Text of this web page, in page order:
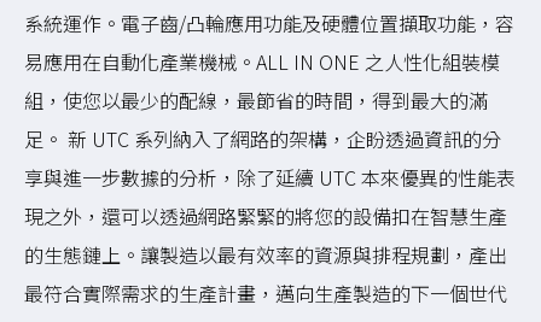
系統運作。電子齒/凸輪應用功能及硬體位置擷取功能，容
易應用在自動化產業機械。ALL IN ONE 之人性化組裝模
組，使您以最少的配線，最節省的時間，得到最大的滿
足。 新 UTC 系列納入了網路的架構，企盼透過資訊的分
享與進一步數據的分析，除了延續 UTC 本來優異的性能表
現之外，還可以透過網路緊緊的將您的設備扣在智慧生產
的生態鏈上。讓製造以最有效率的資源與排程規劃，產出
最符合實際需求的生產計畫，邁向生產製造的下一個世代